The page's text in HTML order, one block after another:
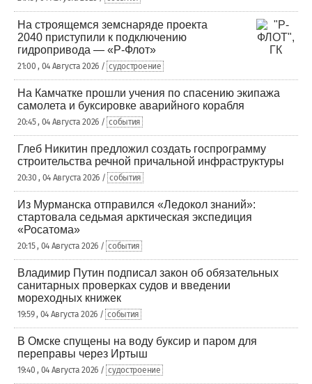
На строящемся земснаряде проекта
2040 приступили к подключению
гидропривода — «Р-Флот»
21:00 , 04 Августа 2026 / судостроение
На Камчатке прошли учения по спасению экипажа
самолета и буксировке аварийного корабля
20:45 , 04 Августа 2026 / события
Глеб Никитин предложил создать госпрограмму
строительства речной причальной инфраструктуры
20:30 , 04 Августа 2026 / события
Из Мурманска отправился «Ледокол знаний»:
стартовала седьмая арктическая экспедиция
«Росатома»
20:15 , 04 Августа 2026 / события
Владимир Путин подписал закон об обязательных
санитарных проверках судов и введении
мореходных книжек
19:59 , 04 Августа 2026 / события
В Омске спущены на воду буксир и паром для
переправы через Иртыш
19:40 , 04 Августа 2026 / судостроение